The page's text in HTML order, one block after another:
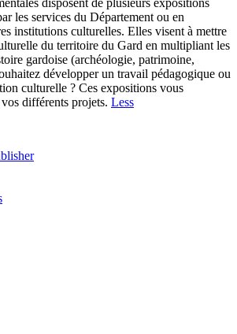
disposent de plusieurs expositions
les services du Département ou en
institutions culturelles. Elles visent à mettre
du territoire du Gard en multipliant les
gardoise (archéologie, patrimoine,
développer un travail pédagogique ou
culturelle ? Ces expositions vous
différents projets. Less